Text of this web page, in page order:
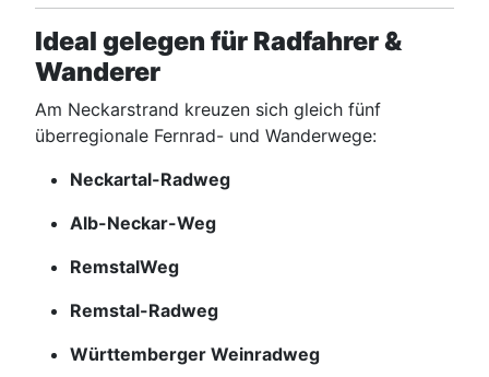
Ideal gelegen für Radfahrer &
Wanderer
Am Neckarstrand kreuzen sich gleich fünf
überregionale Fernrad- und Wanderwege:
Neckartal-Radweg
Alb-Neckar-Weg
RemstalWeg
Remstal-Radweg
Württemberger Weinradweg